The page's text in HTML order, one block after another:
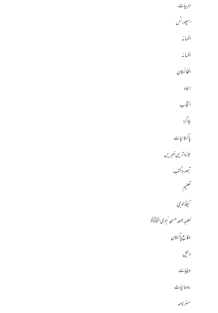
ادبیات
اسپورٹس
افسانہ
افسانہ
افغانستان
الحاد
انتخاب
بلاگز
پاکستانیات
تازہ ترین خبریں
تبصرہ کتب
تعلیم
ٹیکنالوجی
خطبہ جمعہ مسجد نبوی ﷺ
دفاع پاکستان
دلیل
دینیات
روحانیات
سفرنامہ